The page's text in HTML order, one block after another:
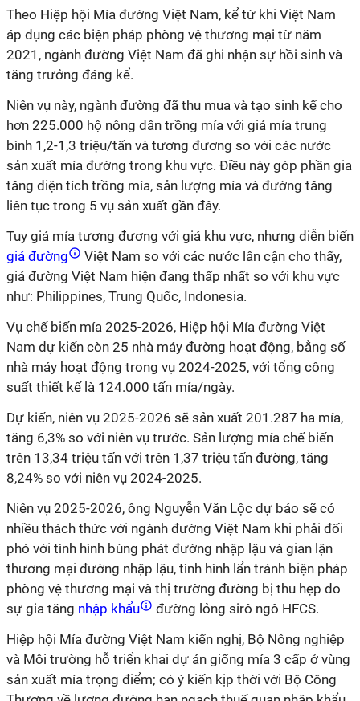
Theo Hiệp hội Mía đường Việt Nam, kể từ khi Việt Nam
áp dụng các biện pháp phòng vệ thương mại từ năm
2021, ngành đường Việt Nam đã ghi nhận sự hồi sinh và
tăng trưởng đáng kể.
Niên vụ này, ngành đường đã thu mua và tạo sinh kế cho
hơn 225.000 hộ nông dân trồng mía với giá mía trung
bình 1,2-1,3 triệu/tấn và tương đương so với các nước
sản xuất mía đường trong khu vực. Điều này góp phần gia
tăng diện tích trồng mía, sản lượng mía và đường tăng
liên tục trong 5 vụ sản xuất gần đây.
Tuy giá mía tương đương với giá khu vực, nhưng diễn biến
giá đường
Việt Nam so với các nước lân cận cho thấy,
giá đường Việt Nam hiện đang thấp nhất so với khu vực
như: Philippines, Trung Quốc, Indonesia.
Vụ chế biến mía 2025-2026, Hiệp hội Mía đường Việt
Nam dự kiến còn 25 nhà máy đường hoạt động, bằng số
nhà máy hoạt động trong vụ 2024-2025, với tổng công
suất thiết kế là 124.000 tấn mía/ngày.
Dự kiến, niên vụ 2025-2026 sẽ sản xuất 201.287 ha mía,
tăng 6,3% so với niên vụ trước. Sản lượng mía chế biến
trên 13,34 triệu tấn với trên 1,37 triệu tấn đường, tăng
8,24% so với niên vụ 2024-2025.
Niên vụ 2025-2026, ông Nguyễn Văn Lộc dự báo sẽ có
nhiều thách thức với ngành đường Việt Nam khi phải đối
phó với tình hình bùng phát đường nhập lậu và gian lận
thương mại đường nhập lậu, tình hình lẩn tránh biện pháp
phòng vệ thương mại và thị trường đường bị thu hẹp do
sự gia tăng nhập khẩu
đường lỏng sirô ngô HFCS.
Hiệp hội Mía đường Việt Nam kiến nghị, Bộ Nông nghiệp
và Môi trường hỗ triển khai dự án giống mía 3 cấp ở vùng
sản xuất mía trọng điểm; có ý kiến kịp thời với Bộ Công